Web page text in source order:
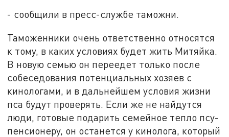
- сообщили в пресс-службе таможни.
Таможенники очень ответственно относятся
к тому, в каких условиях будет жить Митяйка.
В новую семью он переедет только после
собеседования потенциальных хозяев с
кинологами, и в дальнейшем условия жизни
пса будут проверять. Если же не найдутся
люди, готовые подарить семейное тепло псу-
пенсионеру, он останется у кинолога, который